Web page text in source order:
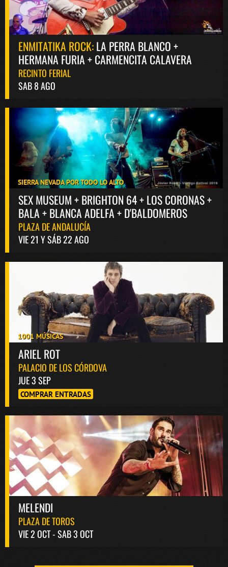
ENMITATIKA ROCK:LA PERRA BLANCO +
HERMANA FURIA + CARMENCITA CALAVERA
RECINTO FERIAL
SAB 8 AGO
SIERRA NEVADA POR TODO LO ALTO
SEX MUSEUM + BRIGHTON 64 + LOS CORONAS +
BALA + BLANCA ADELFA + D'BALDOMEROS
PLAZA DE ANDALUCÍA
VIE 21 Y SÁB 22 AGO
1001 MÚSICAS
ARIEL ROT
PALACIO DE LOS CÓRDOVA
JUE 3 SEP
COMPRAR ENTRADAS
MELENDI
PLAZA DE TOROS
VIE 2 OCT - SAB 3 OCT